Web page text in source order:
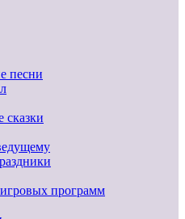
песни
программ